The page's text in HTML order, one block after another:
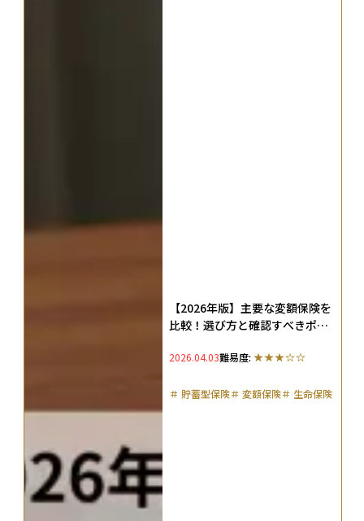
【2026年版】主要な変額保険を
比較！選び方と確認すべきポイ
理
2026.04.03難易度:
＃ 貯蓄型保険＃ 変額保険＃ 生命保険